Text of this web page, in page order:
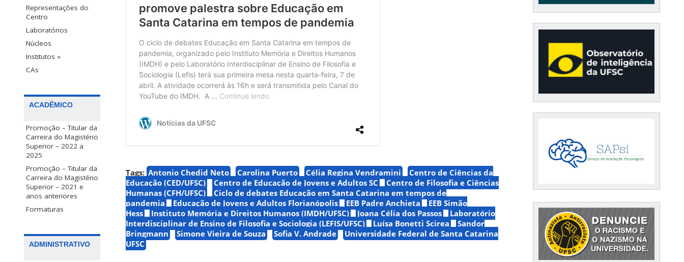
Representações do
Centro
Laboratórios
Núcleos
Institutos »
CAs
ACADÊMICO
Promoção – Titular da
Carreira do Magistério
Superior – 2022 a
2025
Promoção – Titular da
Carreira do Magistério
Superior – 2021 e
anos anteriores
Formaturas
ADMINISTRATIVO
Tags: Antonio Chedid Neto Carolina Puerto Célia Regina Vendramini
Centro de Ciências da
Educação (CED/UFSC)
Centro de Educação de Jovens e Adultos SC
Centro de Filosofia e Ciências
Humanas (CFH/UFSC)
Ciclo de debates Educação em Santa Catarina em tempos de
pandemia
Educação de Jovens e Adultos Florianópolis EEB Padre Anchieta
EEB Simão
Hess
Instituto Memória e Direitos Humanos (IMDH/UFSC) Joana Célia dos Passos
Laboratório
Interdisciplinar de Ensino de Filosofia e Sociologia (LEFIS/UFSC)
Luísa Bonetti Scirea
Sandor
Bringmann
Simone Vieira de Souza Sofia V. Andrade
Universidade Federal de Santa Catarina
UFSC